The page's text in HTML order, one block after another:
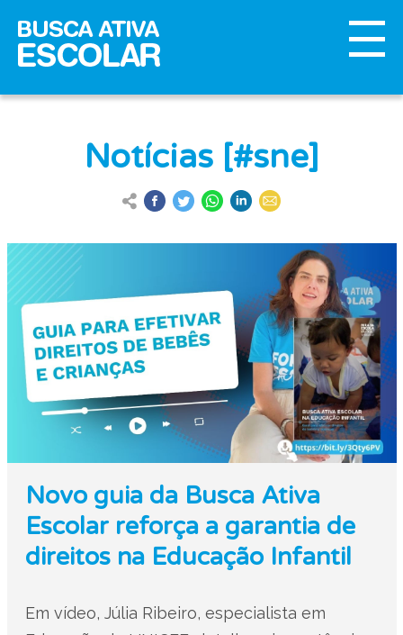
Notícias [#sne]
Novo guia da Busca Ativa
Escolar reforça a garantia de
direitos na Educação Infantil
Em vídeo, Júlia Ribeiro, especialista em